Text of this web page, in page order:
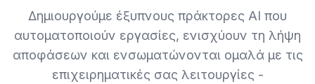
Δημιουργούμε έξυπνους πράκτορες AI που
αυτοματοποιούν εργασίες, ενισχύουν τη λήψη
αποφάσεων και ενσωματώνονται ομαλά με τις
επιχειρηματικές σας λειτουργίες -